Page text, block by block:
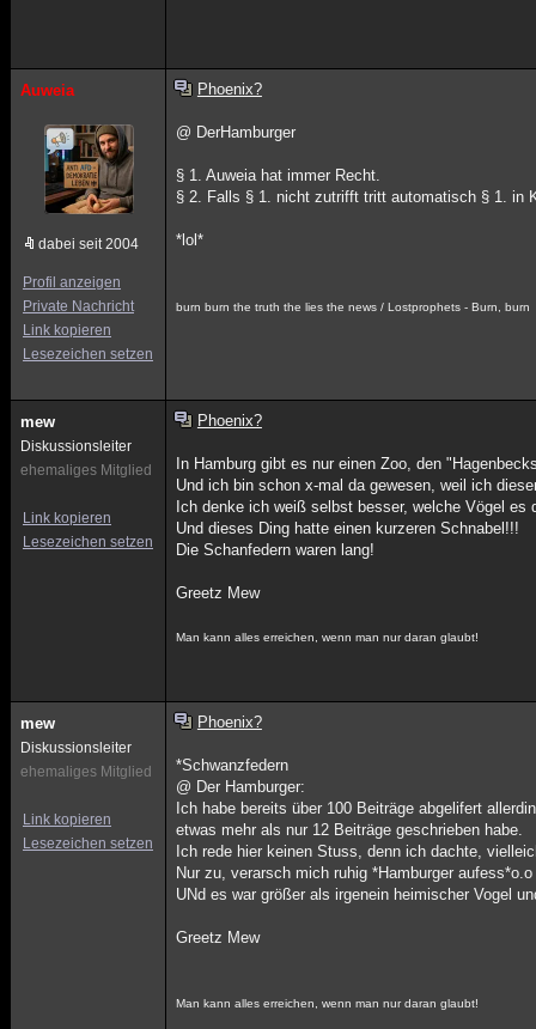
Auweia
dabei seit 2004
Profil anzeigen
Private Nachricht
Link kopieren
Lesezeichen setzen
Phoenix?
@ DerHamburger
§ 1. Auweia hat immer Recht.
§ 2. Falls § 1. nicht zutrifft tritt automatisch § 1. in
*lol*
burn burn the truth the lies the news / Lostprophets - Burn, burn
mew
Diskussionsleiter
ehemaliges Mitglied
Link kopieren
Lesezeichen setzen
Phoenix?
In Hamburg gibt es nur einen Zoo, den
Und ich bin schon x-mal da gewesen, weil ich
Ich denke ich weiß selbst besser, welche Vögel es
Und dieses Ding hatte einen kurzeren Schnabel!!!
Die Schanfedern waren lang!
Greetz Mew
Man kann alles erreichen, wenn man nur daran glaubt!
mew
Diskussionsleiter
ehemaliges Mitglied
Link kopieren
Lesezeichen setzen
Phoenix?
*Schwanzfedern
@ Der Hamburger:
Ich habe bereits über 100 Beiträge abgelifert
etwas mehr als nur 12 Beiträge geschrieben habe.
Ich rede hier keinen Stuss, denn ich dachte,
Nur zu, verarsch mich ruhig *Hamburger aufess*o.o
UNd es war größer als irgenein heimischer Vogel
Greetz Mew
Man kann alles erreichen, wenn man nur daran glaubt!